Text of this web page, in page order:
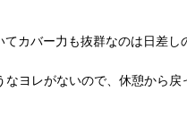
カバー力も抜群なのは日差し
ヨレがないので、休憩から